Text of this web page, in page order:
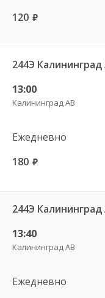
120 руб.
244Э
13:00
Калининград АВ
Ежедневно
180 руб.
244Э
13:40
Калининград АВ
Ежедневно